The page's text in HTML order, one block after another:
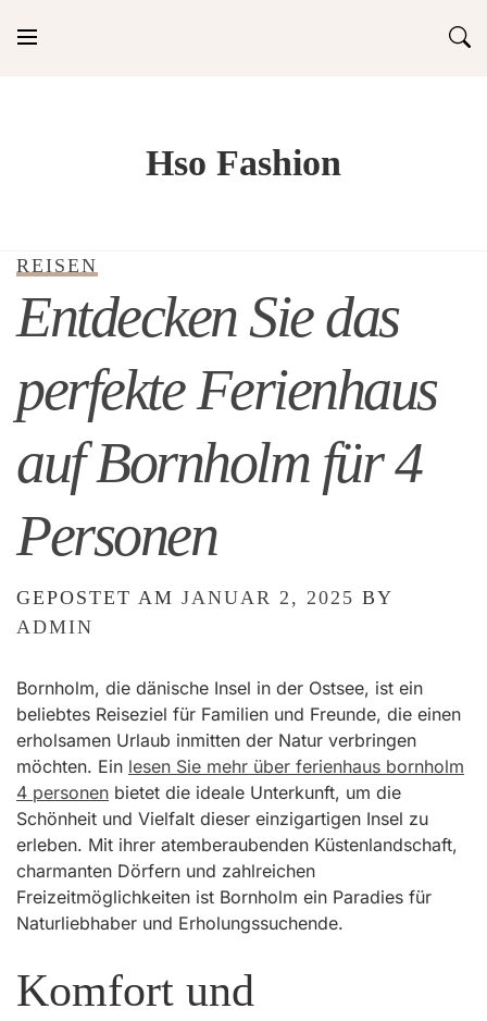
Hso Fashion
REISEN
Entdecken Sie das
perfekte Ferienhaus
auf Bornholm für 4
Personen
GEPOSTET AM JANUAR 2, 2025 BY
ADMIN
Bornholm, die dänische Insel in der Ostsee, ist ein
beliebtes Reiseziel für Familien und Freunde, die einen
erholsamen Urlaub inmitten der Natur verbringen
möchten. Ein lesen Sie mehr über ferienhaus bornholm
4 personen bietet die ideale Unterkunft, um die
Schönheit und Vielfalt dieser einzigartigen Insel zu
erleben. Mit ihrer atemberaubenden Küstenlandschaft,
charmanten Dörfern und zahlreichen
Freizeitmöglichkeiten ist Bornholm ein Paradies für
Naturliebhaber und Erholungssuchende.
Komfort und